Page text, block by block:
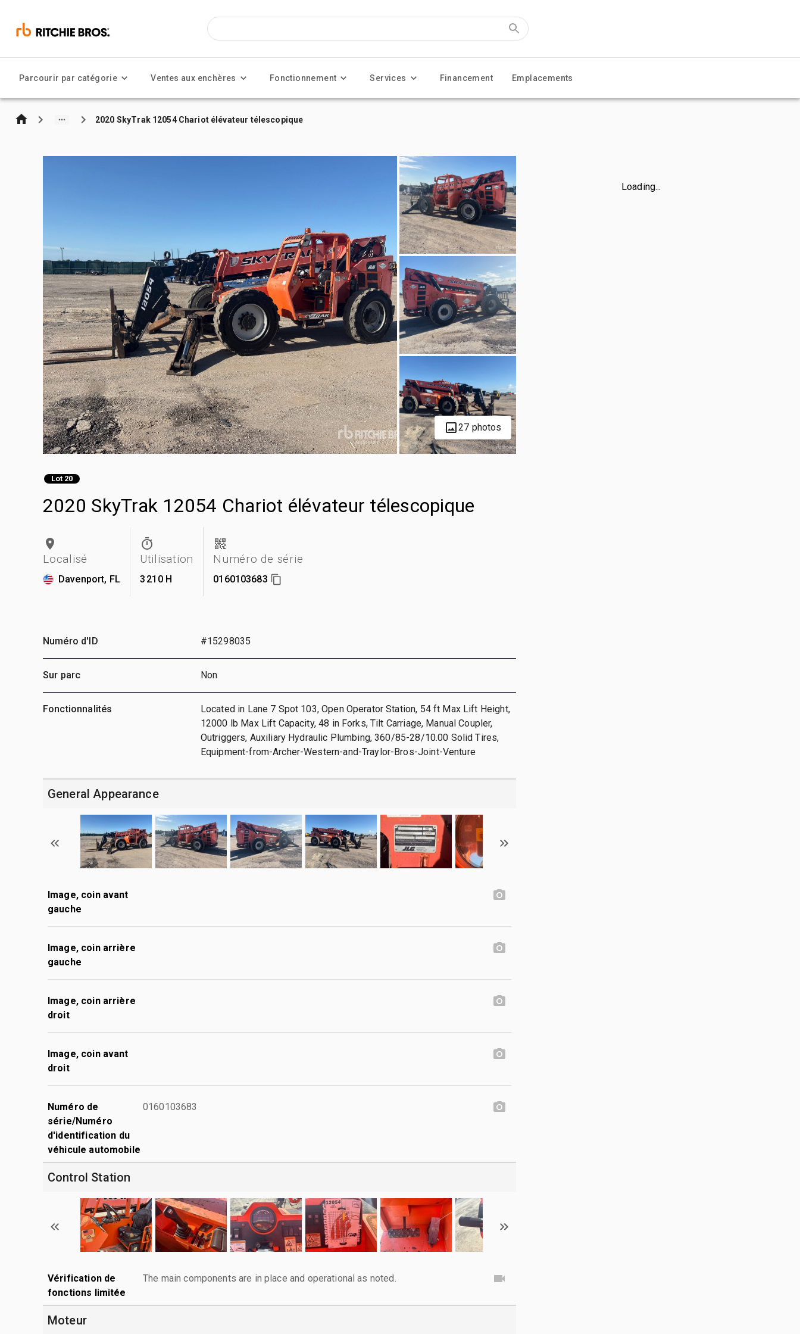
Parcourir par catégorie Ventes aux enchères Fonctionnement Services Financement Emplacements
2020 SkyTrak 12054 Chariot élévateur télescopique
27 photos
Lot 20
2020 SkyTrak 12054 Chariot élévateur télescopique
Localisé
Davenport, FL
Utilisation
3 210 H
Numéro de série
0160103683
Loading...
Numéro d'ID #15298035
Sur parc Non
Fonctionnalités
Located in Lane 7 Spot 103, Open Operator Station, 54 ft Max Lift Height,
12000 lb Max Lift Capacity, 48 in Forks, Tilt Carriage, Manual Coupler,
Outriggers, Auxiliary Hydraulic Plumbing, 360/85-28/10.00 Solid Tires,
Equipment-from-Archer-Western-and-Traylor-Bros-Joint-Venture
General Appearance
Image, coin avant
gauche
Image, coin arrière
gauche
Image, coin arrière
droit
Image, coin avant
droit
Numéro de
série/Numéro
d'identification du
véhicule automobile
0160103683
Control Station
Vérification de
fonctions limitée
The main components are in place and operational as noted.
Moteur